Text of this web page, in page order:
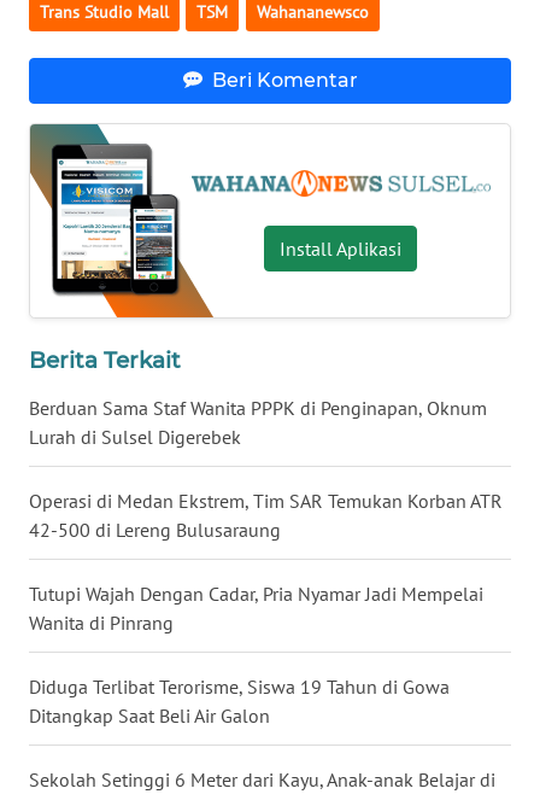
Trans Studio Mall TSM Wahananewsco
Beri Komentar
Install Aplikasi
Berita Terkait
Berduan Sama Staf Wanita PPPK di Penginapan, Oknum
Lurah di Sulsel Digerebek
Operasi di Medan Ekstrem, Tim SAR Temukan Korban ATR
42-500 di Lereng Bulusaraung
Tutupi Wajah Dengan Cadar, Pria Nyamar Jadi Mempelai
Wanita di Pinrang
Diduga Terlibat Terorisme, Siswa 19 Tahun di Gowa
Ditangkap Saat Beli Air Galon
Sekolah Setinggi 6 Meter dari Kayu, Anak-anak Belajar di
LAMPUNG
WN
JATENG
WN
WN
JOGJA
BALI
KALBAR
KALTENG